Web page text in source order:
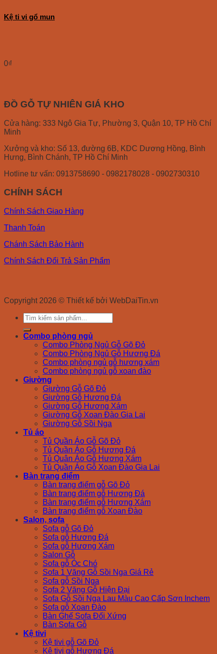
Kệ ti vi gổ mun
0₫
ĐỒ GỖ TỰ NHIÊN GIÁ KHO
Cửa hàng: 333 Ngô Gia Tự, Phường 3, Quận 10, TP Hồ Chí
Minh
Xưởng và kho: Số 13, đường 6B, KDC Dương Hồng, Bình
Hưng, Bình Chánh, TP Hồ Chí Minh
Hotline tư vấn: 0913758690 - 0982178028 - 0902730310
CHÍNH SÁCH
Chính Sách Giao Hàng
Thanh Toán
Chánh Sách Bảo Hành
Chính Sách Đổi Trả Sản Phẩm
Copyright 2026 © Thiết kế bởi WebDaiTin.vn
Search
for:
Combo phòng ngủ
Combo Phòng Ngủ Gỗ Gõ Đỏ
Combo Phòng Ngủ Gỗ Hương Đá
Combo phòng ngủ gỗ hương xám
Combo phòng ngủ gỗ xoan đào
Giường
Giường Gỗ Gõ Đỏ
Giường Gỗ Hương Đá
Giường Gỗ Hương Xám
Giường Gỗ Xoan Đào Gia Lai
Giường Gỗ Sồi Nga
Tủ áo
Tủ Quần Áo Gỗ Gõ Đỏ
Tủ Quần Áo Gỗ Hương Đá
Tủ Quân Áo Gỗ Hương Xám
Tủ Quần Áo Gỗ Xoan Đào Gia Lai
Bàn trang điểm
Bàn trang điểm gỗ Gõ Đỏ
Bàn trang điểm gỗ Hương Đá
Bàn trang điểm gỗ Hương Xám
Bàn trang điểm gỗ Xoan Đào
Salon, sofa
Sofa gỗ Gõ Đỏ
Sofa gỗ Hương Đá
Sofa gỗ Hương Xám
Salon Gỗ
Sofa gỗ Óc Chó
Sofa 1 Văng Gỗ Sồi Nga Giá Rẻ
Sofa gỗ Sồi Nga
Sofa 2 Văng Gỗ Hiện Đại
Sofa Gỗ Sồi Nga Lau Màu Cao Cấp Sơn Inchem
Sofa gỗ Xoan Đào
Bàn Ghế Sofa Đối Xứng
Bàn Sofa Gỗ
Kệ tivi
Kệ tivi gỗ Gõ Đỏ
Kệ tivi gỗ Hương Đá